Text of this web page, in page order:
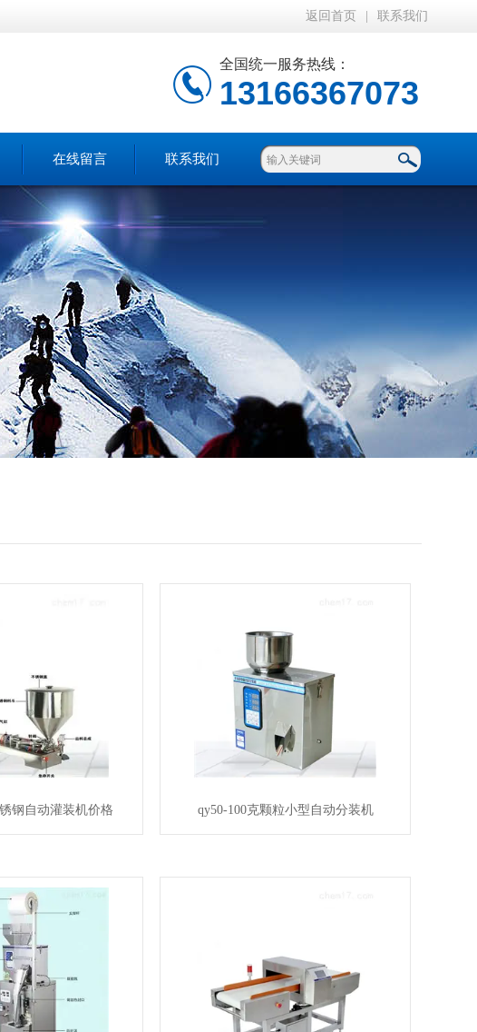
返回首页 联系我们
全国统一服务热线：
13166367073
在线留言 联系我们
钢自动灌装机价格 qy50-100克颗粒小型自动分装机